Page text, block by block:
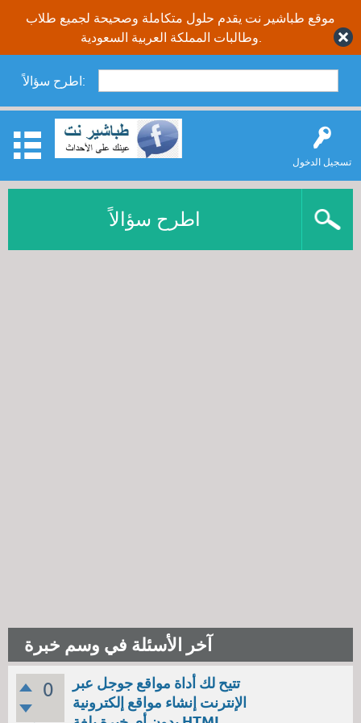
موقع طباشير نت يقدم حلول متكاملة وصحيحة لجميع طلاب
اطرح سؤالاً:
تسجيل الدخول
اطرح سؤالاً
آخر الأسئلة في وسم خبرة
0
تتيح لك أداة مواقع جوجل عبر
الإنترنت إنشاء مواقع إلكترونية